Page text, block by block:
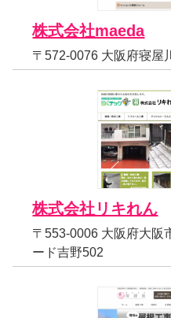
株式会社maeda
〒572-0076 大阪府寝屋
株式会社リキれん
〒553-0006 大阪府大阪
ード吉野502